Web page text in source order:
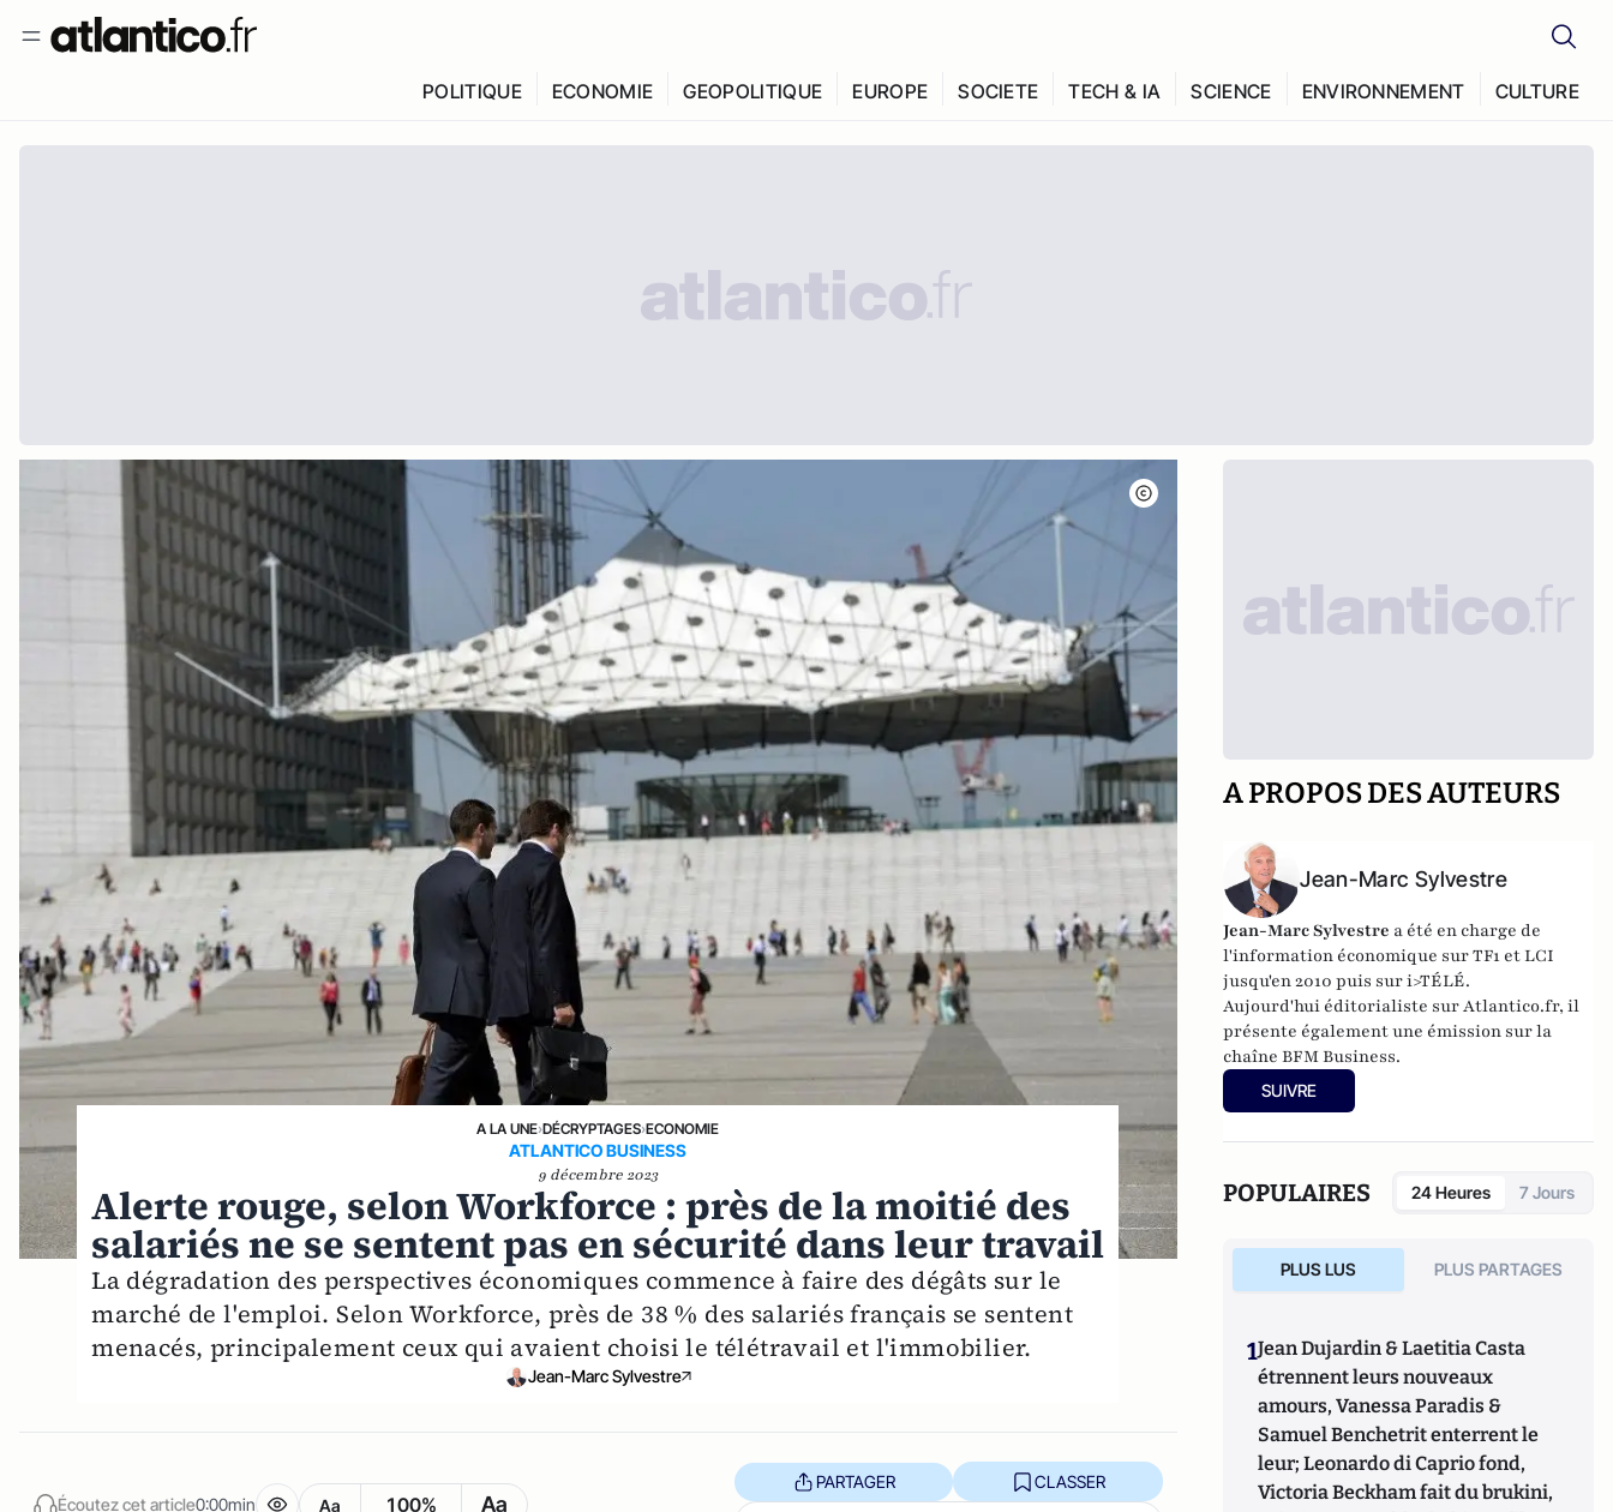
POLITIQUE ECONOMIE GEOPOLITIQUE EUROPE SOCIETE TECH & IA SCIENCE ENVIRONNEMENT CULTURE
A LA UNE›DÉCRYPTAGES›ECONOMIE
ATLANTICO BUSINESS
9 décembre 2023
Alerte rouge, selon Workforce : près de la moitié des
salariés ne se sentent pas en sécurité dans leur travail
La dégradation des perspectives économiques commence à faire des dégâts sur le
marché de l'emploi. Selon Workforce, près de 38 % des salariés français se sentent
menacés, principalement ceux qui avaient choisi le télétravail et l'immobilier.
Jean-Marc Sylvestre
Écoutez cet article0:00min Aa 100% Aa
PARTAGER CLASSER
A PROPOS DES AUTEURS
Jean-Marc Sylvestre
Jean-Marc Sylvestre a été en charge de
l'information économique sur TF1 et LCI
jusqu'en 2010 puis sur i>TÉLÉ.
Aujourd'hui éditorialiste sur Atlantico.fr, il
présente également une émission sur la
chaîne BFM Business.
SUIVRE
POPULAIRES 24 Heures 7 Jours
PLUS LUS PLUS PARTAGES
1Jean Dujardin & Laetitia Casta
étrennent leurs nouveaux
amours, Vanessa Paradis &
Samuel Benchetrit enterrent le
leur; Leonardo di Caprio fond,
Victoria Beckham fait du brukini,